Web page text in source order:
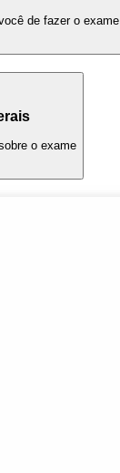
de fazer o exame
o exame